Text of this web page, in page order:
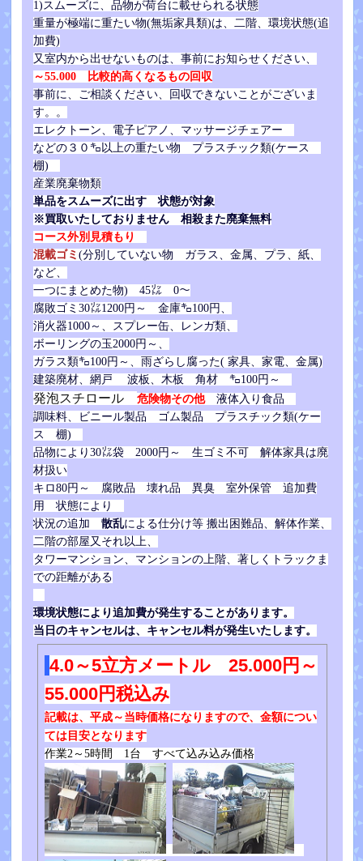
1)スムーズに、品物が荷台に載せられる状態
重量が極端に重たい物(無垢家具類)は、二階、環境状態(追
加費)
又室内から出せないものは、事前にお知らせください、
～55.000 比較的高くなるもの回収
事前に、ご相談ください、回収できないことがございま
す。。
エレクトーン、電子ピアノ、マッサージチェアー
などの３０㌔以上の重たい物 プラスチック類(ケース
棚)
産業廃棄物類
単品をスムーズに出す 状態が対象
※買取いたしておりません 相殺また廃棄無料
コース外別見積もり
混載ゴミ (分別していない物 ガラス、金属、プラ、紙、
など、
一つにまとめた物) 45㍑ 0～
腐敗ゴミ30㍑1200円～ 金庫㌔100円、
消火器1000～、
スプレー缶、レンガ類、
ボーリングの玉2000円～、
ガラス類㌔100円～、雨ざらし腐った( 家具、家電、金属)
建築廃材、網戸 波板、木板 角材 ㌔100円～
発泡スチロール 危険物その他液体入り食品
調味料、ビニール製品 ゴム製品 プラスチック類(ケー
ス 棚)
品物により30㍑袋 2000円～ 生ゴミ不可 解体家具は廃
材扱い
キロ80円～ 腐敗品 壊れ品 異臭 室外保管 追加費
用 状態により
状況の追加 散乱による仕分け等 搬出困難品、解体作業、
二階の部屋又それ以上、
タワーマンション、マンションの上階、著しくトラックま
での距離がある
環境状態により追加費が発生することがあります。
当日のキャンセルは、キャンセル料が発生いたします。
4.0～5立方メートル 25.000円～
55.000円税込み
記載は、平成～当時価格になりますので、金額につい
ては目安となります
作業2～5時間 1台 すべて込み込み価格